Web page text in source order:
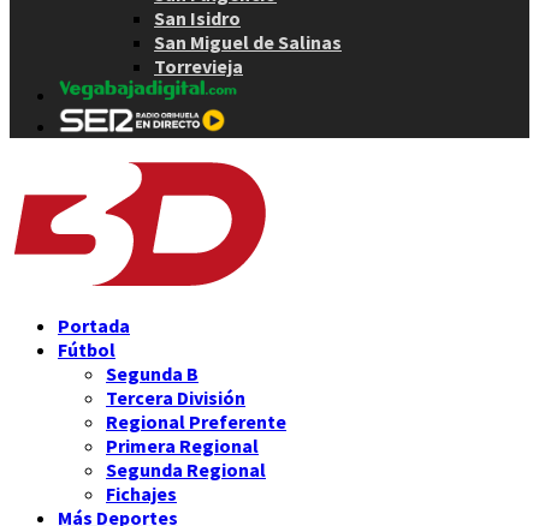
San Isidro
San Miguel de Salinas
Torrevieja
Portada
Fútbol
Segunda B
Tercera División
Regional Preferente
Primera Regional
Segunda Regional
Fichajes
Más Deportes